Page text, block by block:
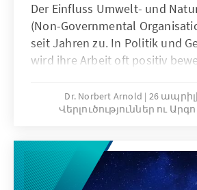
Der Einfluss Umwelt- und
(Non-Governmental
seit Jahren zu. In Politik und
wird ihre Arbeit oft positiv
und Natur vertreten. Sie
der Rolle des Davids – im
Konzerne zu entlarven.
weniger an Ideologien und
wissenschaftlichen Fakten ist
Dr. Norbert Arnold
26
Վերլուծություններ ու